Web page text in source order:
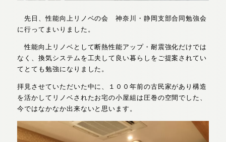
先日、性能向上リノベの会 神奈川・静岡支部合同勉強会
に行ってまいりました。
性能向上リノベとして断熱性能アップ・耐震強化だけでは
なく、換気システムを工夫して良い暮らしをご提案されてい
てとても勉強になりました。
拝見させていただいた中に、１００年前の古民家があり構造
を活かしてリノベされたお宅の小屋組は圧巻の空間でした、
今ではなかなか出来ないと思います。